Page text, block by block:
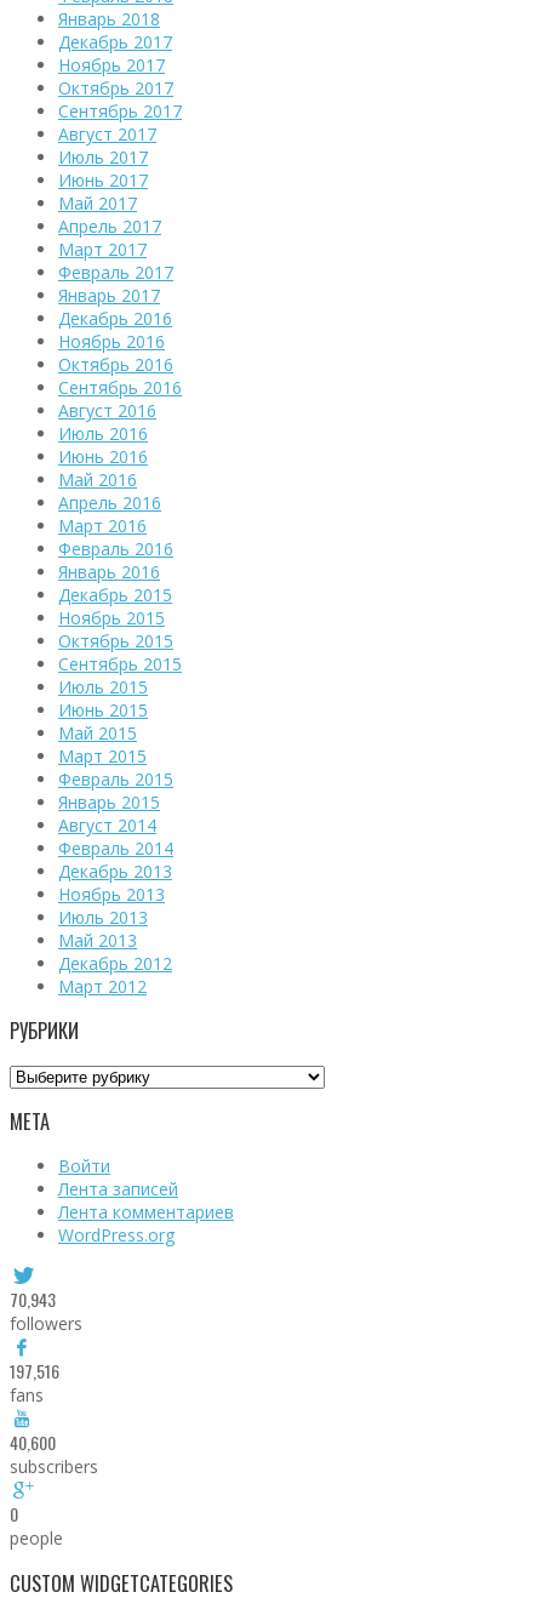
Январь 2018
Декабрь 2017
Ноябрь 2017
Октябрь 2017
Сентябрь 2017
Август 2017
Июль 2017
Июнь 2017
Май 2017
Апрель 2017
Март 2017
Февраль 2017
Январь 2017
Декабрь 2016
Ноябрь 2016
Октябрь 2016
Сентябрь 2016
Август 2016
Июль 2016
Июнь 2016
Май 2016
Апрель 2016
Март 2016
Февраль 2016
Январь 2016
Декабрь 2015
Ноябрь 2015
Октябрь 2015
Сентябрь 2015
Июль 2015
Июнь 2015
Май 2015
Март 2015
Февраль 2015
Январь 2015
Август 2014
Февраль 2014
Декабрь 2013
Ноябрь 2013
Июль 2013
Май 2013
Декабрь 2012
Март 2012
РУБРИКИ
Рубрики
МЕТА
Войти
Лента записей
Лента комментариев
WordPress.org
70,943
followers
197,516
fans
40,600
subscribers
0
people
CUSTOM WIDGETCATEGORIES